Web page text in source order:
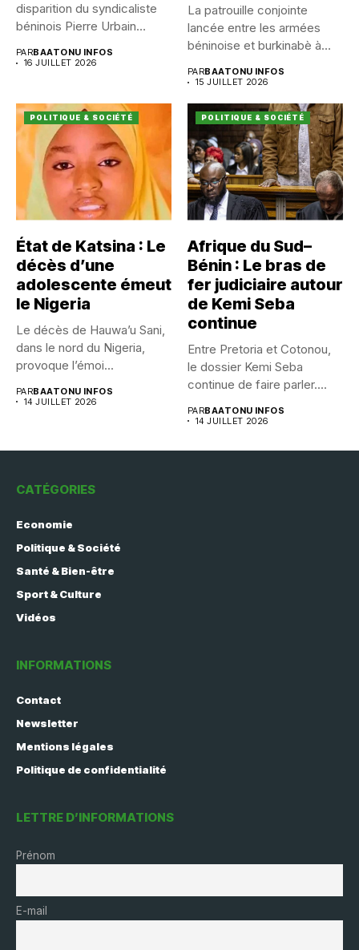
disparition du syndicaliste
béninois Pierre Urbain
PARBAATONU INFOS
16 JUILLET 2026
La patrouille conjointe
lancée entre les armées
béninoise et burkinabè à
PARBAATONU INFOS
15 JUILLET 2026
POLITIQUE & SOCIÉTÉ
État de Katsina : Le
décès d’une
adolescente émeut
le Nigeria
Le décès de Hauwa’u Sani,
dans le nord du Nigeria,
provoque l’émoi...
PARBAATONU INFOS
14 JUILLET 2026
POLITIQUE & SOCIÉTÉ
Afrique du Sud–
Bénin : Le bras de
fer judiciaire autour
de Kemi Seba
continue
Entre Pretoria et Cotonou,
le dossier Kemi Seba
continue de faire parler....
PARBAATONU INFOS
14 JUILLET 2026
CATÉGORIES
Economie
Politique & Société
Santé & Bien-être
Sport & Culture
Vidéos
INFORMATIONS
Contact
Newsletter
Mentions légales
Politique de confidentialité
LETTRE D’INFORMATIONS
Prénom
E-mail